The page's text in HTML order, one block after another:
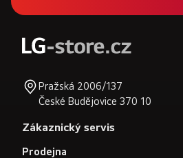
Pražská 2006/137
České Budějovice 370 10
Zákaznický servis
Prodejna